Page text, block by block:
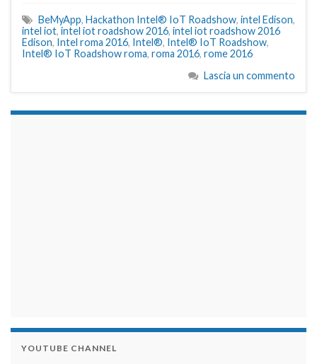
BeMyApp, Hackathon Intel® IoT Roadshow, intel Edison,
intel iot, intel iot roadshow 2016, intel iot roadshow 2016
Edison, Intel roma 2016, Intel®, Intel® IoT Roadshow,
Intel® IoT Roadshow roma, roma 2016, rome 2016
Lascia un commento
YOUTUBE CHANNEL